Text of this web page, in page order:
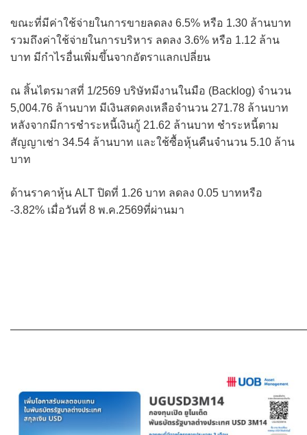
ขณะที่มีค่าใช้จ่ายในการขายลดลง 6.5% หรือ 1.30 ล้านบาท
รวมถึงค่าใช้จ่ายในการบริหาร ลดลง 3.6% หรือ 1.12 ล้าน
บาท มีกำไรอื่นเพิ่มขึ้นจากอัตราแลกเปลี่ยน
ณ สิ้นไตรมาสที่ 1/2569 บริษัทมีงานในมือ (Backlog) จำนวน
5,004.76 ล้านบาท มีเงินสดคงเหลือจำนวน 271.78 ล้านบาท
หลังจากมีการชำระหนี้เงินกู้ 21.62 ล้านบาท ชำระหนี้ตาม
สัญญาเช่า 34.54 ล้านบาท และใช้ซื้อหุ้นคืนจำนวน 5.10 ล้าน
บาท
ด้านราคาหุ้น ALT ปิดที่ 1.26 บาท ลดลง 0.05 บาทหรือ
-3.82% เมื่อวันที่ 8 พ.ค.2569ที่ผ่านมา